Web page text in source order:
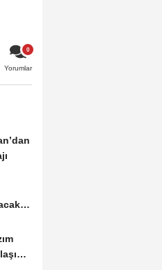
Yorumlar